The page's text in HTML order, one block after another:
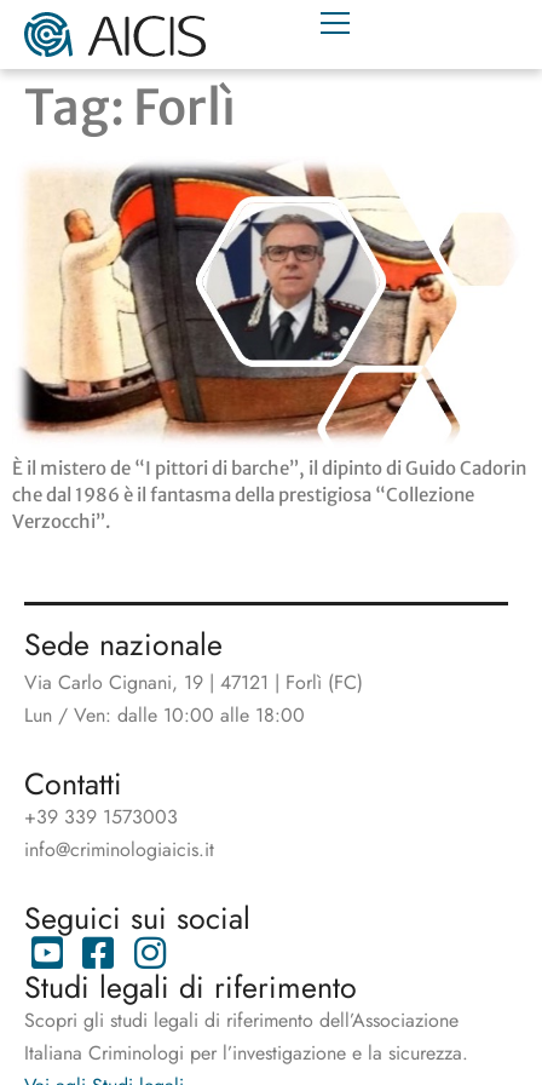
Tag: Forlì
È il mistero de “I pittori di barche”, il dipinto di Guido Cadorin
che dal 1986 è il fantasma della prestigiosa “Collezione
Verzocchi”.
Sede nazionale
Via Carlo Cignani, 19 | 47121 | Forlì (FC)
Lun / Ven: dalle 10:00 alle 18:00
Contatti
+39 339 1573003
info@criminologiaicis.it
Seguici sui social
Studi legali di riferimento
Scopri gli studi legali di riferimento dell’Associazione
Italiana Criminologi per l’investigazione e la sicurezza.